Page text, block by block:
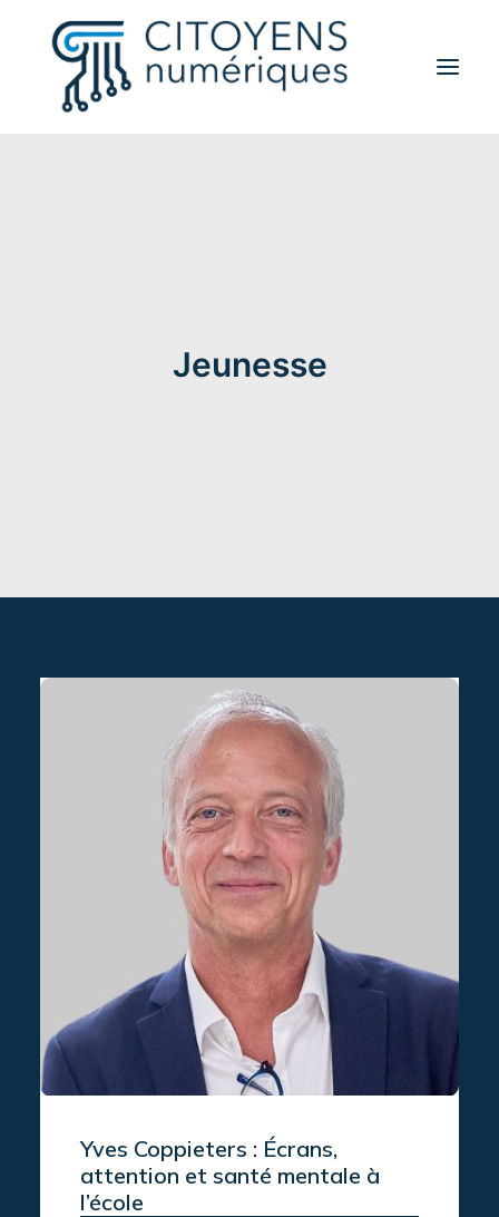
Jeunesse
Yves Coppieters : Écrans,
attention et santé mentale à
l’école